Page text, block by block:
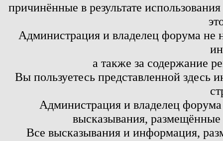
причинённые в результате
Администрация и владелец форума не
а также за содержание
Вы пользуетесь представленной здесь
Администрация и владелец
высказывания,
Все высказывания и информация,